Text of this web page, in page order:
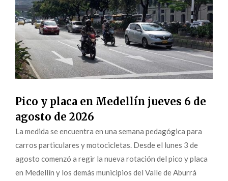
Pico y placa en Medellín jueves 6 de
agosto de 2026
La medida se encuentra en una semana pedagógica para
carros particulares y motocicletas. Desde el lunes 3 de
agosto comenzó a regir la nueva rotación del pico y placa
en Medellín y los demás municipios del Valle de Aburrá